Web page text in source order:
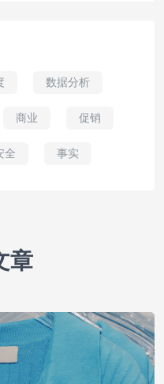
数据分析
商业 促销
全 事实
章